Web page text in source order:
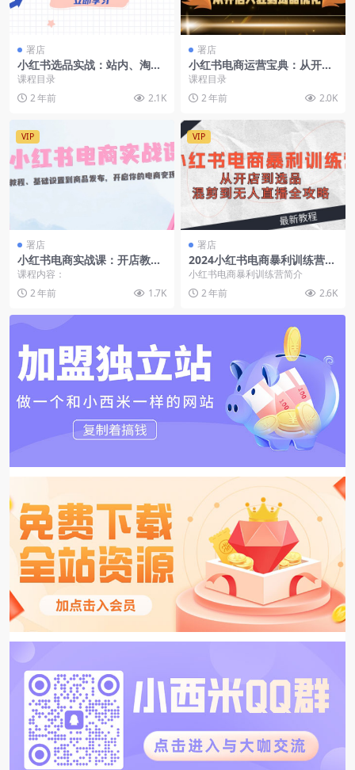
署店
小红书选品实战：站内、淘宝
天猫、拼多多，多渠道选品策
略
课程目录
2 年前
2.1K
署店
小红书电商运营宝典：从开店
入驻到选品优化，一站式解决
你的电商难题
课程目录
2 年前
2.0K
VIP
署店
小红书电商实战课：开店教
程、基础设置到商品发布，开
启你的电商变现之路
课程内容：
2 年前
1.7K
VIP
署店
2024小红书电商暴利训练营：
从开店到选品，混剪到无人直
播全攻略
小红书电商暴利训练营简介
2 年前
2.6K